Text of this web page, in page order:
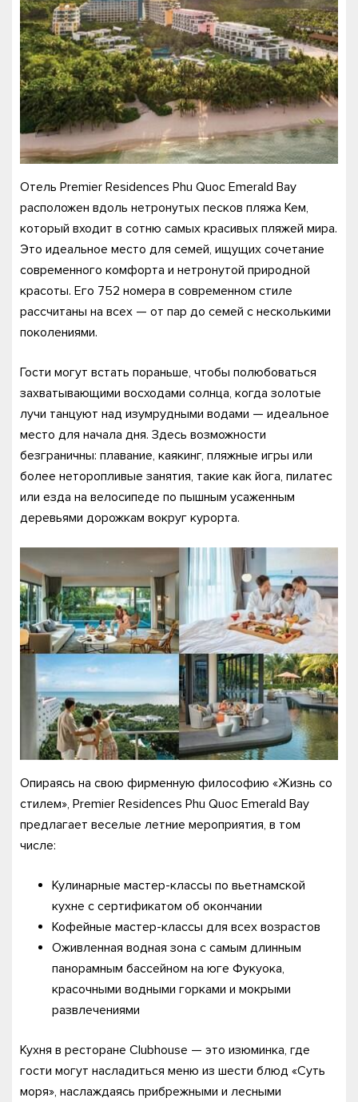
Отель Premier Residences Phu Quoc Emerald Bay
расположен вдоль нетронутых песков пляжа Кем,
который входит в сотню самых красивых пляжей мира.
Это идеальное место для семей, ищущих сочетание
современного комфорта и нетронутой природной
красоты. Его 752 номера в современном стиле
рассчитаны на всех — от пар до семей с несколькими
поколениями.
Гости могут встать пораньше, чтобы полюбоваться
захватывающими восходами солнца, когда золотые
лучи танцуют над изумрудными водами — идеальное
место для начала дня. Здесь возможности
безграничны: плавание, каякинг, пляжные игры или
более неторопливые занятия, такие как йога, пилатес
или езда на велосипеде по пышным усаженным
деревьями дорожкам вокруг курорта.
Опираясь на свою фирменную философию «Жизнь со
стилем», Premier Residences Phu Quoc Emerald Bay
предлагает веселые летние мероприятия, в том
числе:
Кулинарные мастер-классы по вьетнамской
кухне с сертификатом об окончании
Кофейные мастер-классы для всех возрастов
Оживленная водная зона с самым длинным
панорамным бассейном на юге Фукуока,
красочными водными горками и мокрыми
развлечениями
Кухня в ресторане Clubhouse — это изюминка, где
гости могут насладиться меню из шести блюд «Суть
моря», наслаждаясь прибрежными и лесными